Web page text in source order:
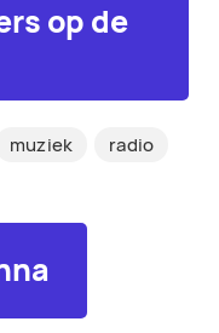
op de
muziek radio